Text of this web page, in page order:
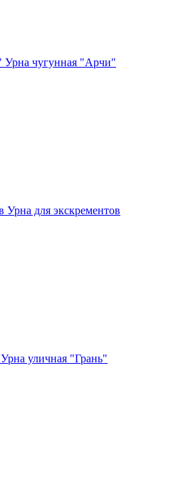
Урна чугунная "Арчи"
Урна для экскрементов
Урна уличная "Грань"